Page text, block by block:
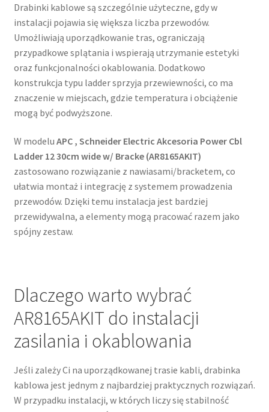
Drabinki kablowe są szczególnie użyteczne, gdy w
instalacji pojawia się większa liczba przewodów.
Umożliwiają uporządkowanie tras, ograniczają
przypadkowe splątania i wspierają utrzymanie estetyki
oraz funkcjonalności okablowania. Dodatkowo
konstrukcja typu ladder sprzyja przewiewności, co ma
znaczenie w miejscach, gdzie temperatura i obciążenie
mogą być podwyższone.
W modelu APC , Schneider Electric Akcesoria Power Cbl
Ladder 12 30cm wide w/ Bracke (AR8165AKIT)
zastosowano rozwiązanie z nawiasami/bracketem, co
ułatwia montaż i integrację z systemem prowadzenia
przewodów. Dzięki temu instalacja jest bardziej
przewidywalna, a elementy mogą pracować razem jako
spójny zestaw.
Dlaczego warto wybrać
AR8165AKIT do instalacji
zasilania i okablowania
Jeśli zależy Ci na uporządkowanej trasie kabli, drabinka
kablowa jest jednym z najbardziej praktycznych rozwiązań.
W przypadku instalacji, w których liczy się stabilność